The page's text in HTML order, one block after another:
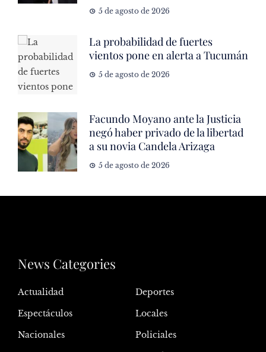
5 de agosto de 2026
La probabilidad de fuertes
vientos pone en alerta a Tucumán
5 de agosto de 2026
Facundo Moyano ante la Justicia
negó haber privado de la libertad
a su novia Candela Arizaga
5 de agosto de 2026
News Categories
Actualidad
Deportes
Espectáculos
Locales
Nacionales
Policiales